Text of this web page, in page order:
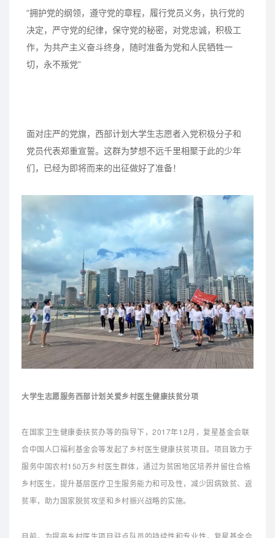
“拥护党的纲领，遵守党的章程，履行党员义务，执行党的
决定，严守党的纪律，保守党的秘密，对党忠诚，积极工
作，为共产主义奋斗终身，随时准备为党和人民牺牲一
切，永不叛党”
面对庄严的党旗，西部计划大学生志愿者入党积极分子和
党员代表郑重宣誓。这群为梦想不远千里相聚于此的少年
们，已经为即将而来的出征做好了准备！
大学生志愿服务西部计划关爱乡村医生健康扶贫分项
在国家卫生健康委扶贫办等的指导下，2017年12月，复星基金会联
合中国人口福利基金会等发起了乡村医生健康扶贫项目。 项目致力于
服务中国农村150万乡村医生群体，通过为贫困地区培养并留住合格
乡村医生，提升基层医疗卫生服务能力和可及性，减少因病致贫、返
贫率，助力国家脱贫攻坚和乡村振兴战略的实施。